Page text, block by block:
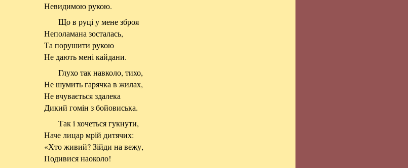
Невидимою рукою.
Що в руці у мене зброя
Неполамана зосталась,
Та порушити рукою
Не дають мені кайдани.
Глухо так навколо, тихо,
Не шумить гарячка в жилах,
Не вчувається здалека
Дикий гомін з бойовиська.
Так і хочеться гукнути,
Наче лицар мрій дитячих:
«Хто живий? Зійди на вежу,
Подивися наоколо!